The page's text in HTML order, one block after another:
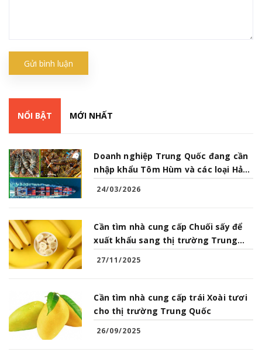
Gửi bình luận
NỔI BẬT MỚI NHẤT
Doanh nghiệp Trung Quốc đang cần
nhập khẩu Tôm Hùm và các loại Hải
24/03/2026
Cần tìm nhà cung cấp Chuối sấy để
xuất khẩu sang thị trường Trung
27/11/2025
Cần tìm nhà cung cấp trái Xoài tươi
cho thị trường Trung Quốc
26/09/2025